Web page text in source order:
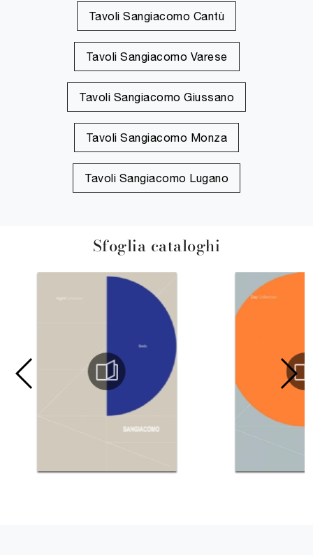
Tavoli Sangiacomo Cantù
Tavoli Sangiacomo Varese
Tavoli Sangiacomo Giussano
Tavoli Sangiacomo Monza
Tavoli Sangiacomo Lugano
Sfoglia cataloghi